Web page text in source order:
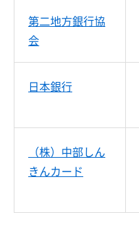
第二地方銀行協
会
日本銀行
（株）中部しん
きんカード